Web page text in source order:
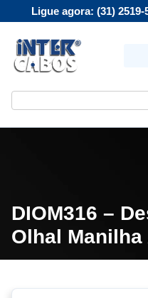
Ligue agora: (31) 2519-
DIOM316 –
Olhal Manilha